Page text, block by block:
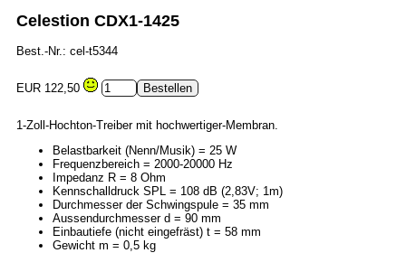
Celestion CDX1-1425
Best.-Nr.: cel-t5344
EUR 122,50
1-Zoll-Hochton-Treiber mit hochwertiger-Membran.
Belastbarkeit (Nenn/Musik) = 25 W
Frequenzbereich = 2000-20000 Hz
Impedanz R = 8 Ohm
Kennschalldruck SPL = 108 dB (2,83V; 1m)
Durchmesser der Schwingspule = 35 mm
Aussendurchmesser d = 90 mm
Einbautiefe (nicht eingefräst) t = 58 mm
Gewicht m = 0,5 kg